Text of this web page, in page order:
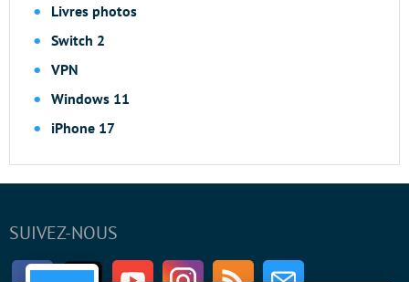
Livres photos
Switch 2
VPN
Windows 11
iPhone 17
SUIVEZ-NOUS
FacebookTwitter Youtube InstagramRSS Newsletter